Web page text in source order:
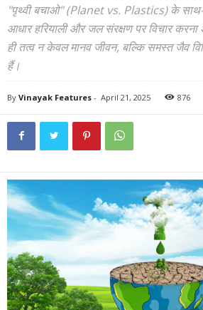
"पृथ्वी बचाओ" (Planet vs. Plastics) के साथ-
आधार हरियाली और जल संरक्षण पर विचार
ही तत्व न केवल मानव जीवन, बल्कि समस्त जैव
हैं।
By Vinayak Features - April 21, 2025 876